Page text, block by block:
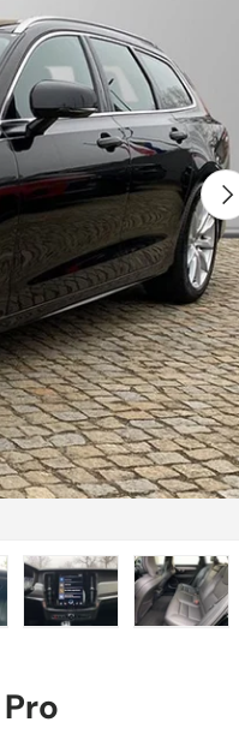
galeriei
6 în vizualizarea
Încărcați imaginea 7 în
Încărcați